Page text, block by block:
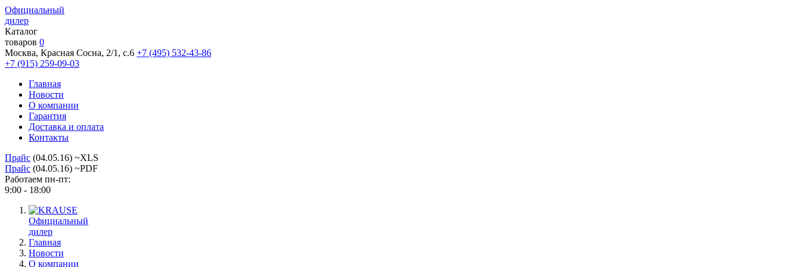
Официальный
дилер
Каталог
товаров 0
Москва, Красная Сосна, 2/1, с.6 +7 (495) 532-43-86
+7 (915) 259-09-03
Главная
Новости
О компании
Гарантия
Доставка и оплата
Контакты
Прайс (04.05.16) ~XLS
Прайс (04.05.16) ~PDF
Работаем пн-пт:
9:00 - 18:00
Официальный
дилер
Главная
Новости
О компании